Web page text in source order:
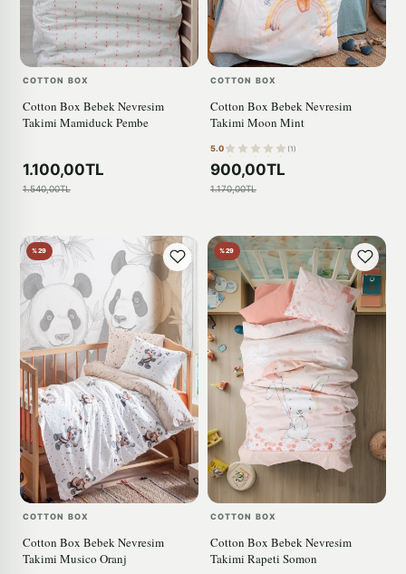
COTTON BOX
Cotton Box Bebek Nevresim
Takimi Mamiduck Pembe
1.100,00TL
1.540,00TL
COTTON BOX
Cotton Box Bebek Nevresim
Takimi Moon Mint
5.0 (1)
900,00TL
1.170,00TL
%29
COTTON BOX
Cotton Box Bebek Nevresim
Takimi Musico Oranj
%29
COTTON BOX
Cotton Box Bebek Nevresim
Takimi Rapeti Somon